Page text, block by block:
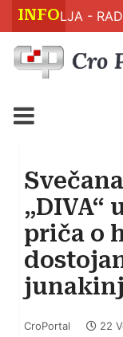
INFO
ZDRAVLJA -
priča o
CroPortal 22